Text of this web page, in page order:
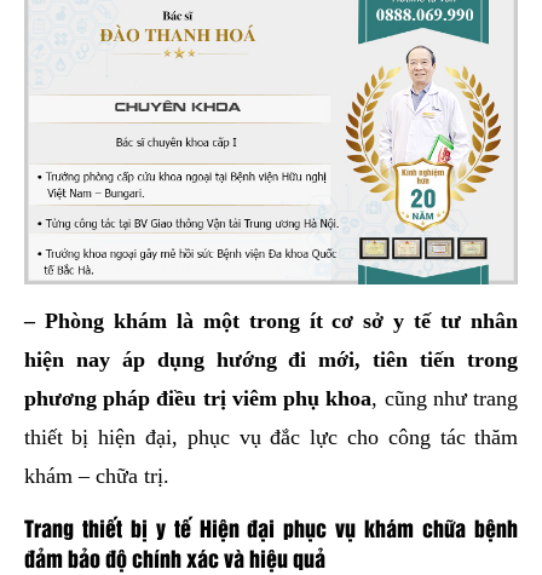
– Phòng khám là một trong ít cơ sở y tế tư nhân
hiện nay áp dụng hướng đi mới, tiên tiến trong
phương pháp điều trị viêm phụ khoa, cũng như trang
thiết bị hiện đại, phục vụ đắc lực cho công tác thăm
khám – chữa trị.
Trang thiết bị y tế Hiện đại phục vụ khám chữa bệnh
đảm bảo độ chính xác và hiệu quả